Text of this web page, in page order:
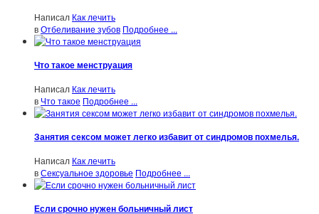
Написал Как лечить
вОтбеливание зубов Подробнее ...
Что такое менструация
Написал Как лечить
в Что такое Подробнее ...
Занятия сексом может легко избавит от синдромов похмелья.
Написал Как лечить
вСексуальное здоровье Подробнее ...
Если срочно нужен больничный лист